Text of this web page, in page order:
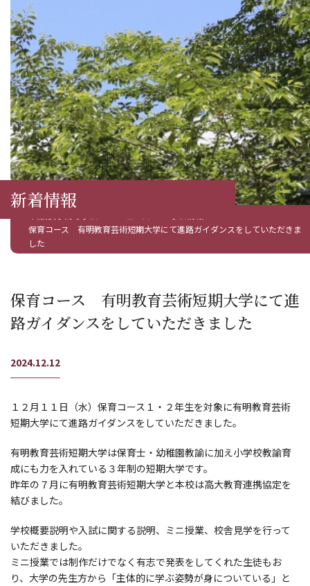
新着情報
保育コース 有明教育芸術短期大学にて進路ガイダンスをしていただきま
した
保育コース 有明教育芸術短期大学にて進
路ガイダンスをしていただきました
2024.12.12
１２月１１日（水）保育コース１・２年生を対象に有明教育芸術
短期大学にて進路ガイダンスをしていただきました。
有明教育芸術短期大学は保育士・幼稚園教諭に加え小学校教諭育
成にも力を入れている３年制の短期大学です。
昨年の７月に有明教育芸術短期大学と本校は高大教育連携協定を
結びました。
学校概要説明や入試に関する説明、ミニ授業、校舎見学を行って
いただきました。
ミニ授業では制作だけでなく有志で発表をしてくれた生徒もお
り、大学の先生方から「主体的に学ぶ姿勢が身についている」と